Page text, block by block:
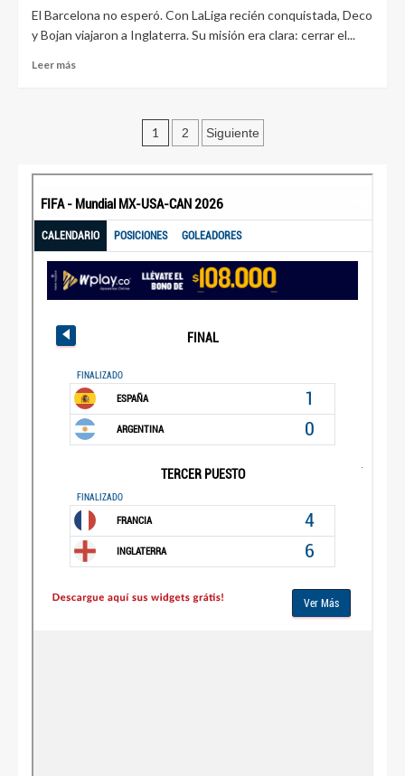
El Barcelona no esperó. Con LaLiga recién conquistada, Deco
y Bojan viajaron a Inglaterra. Su misión era clara: cerrar el...
Leer más
1 2 Siguiente